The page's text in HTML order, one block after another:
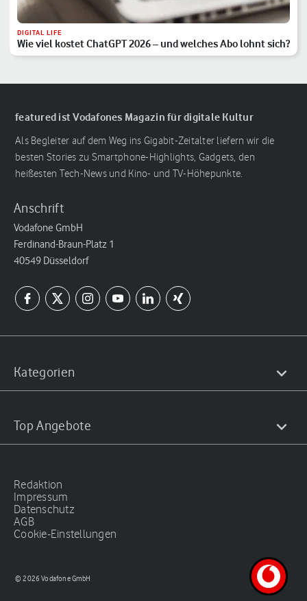
DIGITAL LIFE
Wie viel kostet ChatGPT 2026 – und welches Abo lohnt sich?
featured ist Vodafones Magazin für digitale Kultur
Als Begleiter auf dem Weg ins Gigabit-Zeitalter liefern wir die
besten Stories zu Smartphone-Highlights, Gadgets, den
heißesten Tech-News und Kino- und TV-Höhepunkte.
Anschrift
Vodafone GmbH
Ferdinand-Braun-Platz 1
40549 Düsseldorf
Kategorien
Top Angebote
Redaktion
Impressum
Datenschutz
AGB
Cookie-Einstellungen
© 2026 Vodafone GmbH